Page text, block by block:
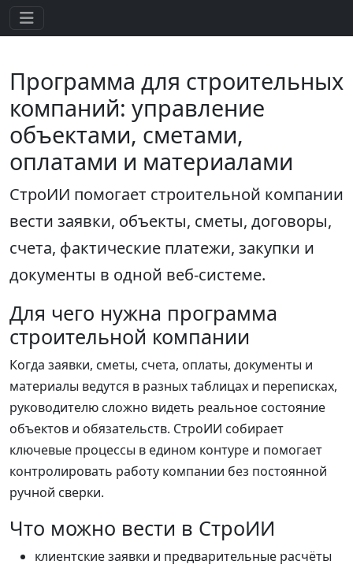
Программа для строительных
компаний: управление
объектами, сметами,
оплатами и материалами
СтроИИ помогает строительной компании
вести заявки, объекты, сметы, договоры,
счета, фактические платежи, закупки и
документы в одной веб-системе.
Для чего нужна программа
строительной компании
Когда заявки, сметы, счета, оплаты, документы и
материалы ведутся в разных таблицах и переписках,
руководителю сложно видеть реальное состояние
объектов и обязательств. СтроИИ собирает
ключевые процессы в едином контуре и помогает
контролировать работу компании без постоянной
ручной сверки.
Что можно вести в СтроИИ
клиентские заявки и предварительные расчёты